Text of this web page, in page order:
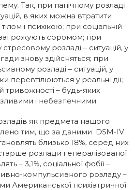
Так, при панічному розладі
в яких можна втратити
і психікою; при соціальній
загрожують соромом; при
розладі – ситуацій, у
знову здійсняться; при
розладі – ситуацій, у
перевтілюються у реальні дії;
тривожності – будь-яких
і небезпечними.
як предмета нашого
тим, що за даними DSM-IV
близько 18%, серед них
старше розлади генералізованої
– 3,1%, соціальної фобії –
компульсивного розладу –
Американської психіатричної